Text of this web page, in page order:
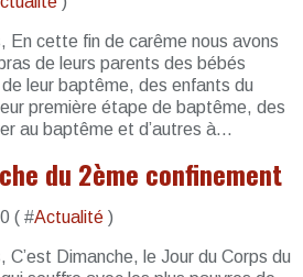
En cette fin de carême nous avons
de leurs parents des bébés
leur baptême, des enfants du
première étape de baptême, des
au baptême et d’autres à...
du 2ème confinement
( #Actualité )
C’est Dimanche, le Jour du Corps du